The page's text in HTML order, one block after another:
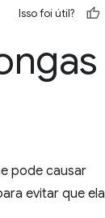
Isso foi útil?
pode causar
evitar que ela